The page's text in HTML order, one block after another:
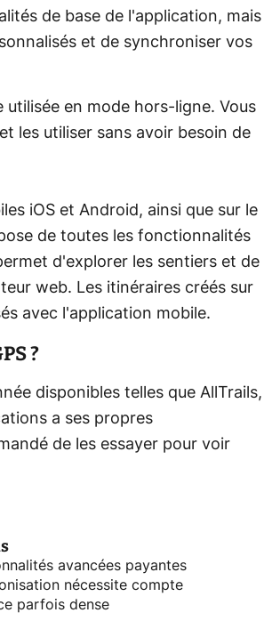
de base de l'application, mais
et de synchroniser vos
en mode hors-ligne. Vous
les utiliser sans avoir besoin de
iOS et Android, ainsi que sur le
de toutes les fonctionnalités
d'explorer les sentiers et de
web. Les itinéraires créés sur
avec l'application mobile.
?
disponibles telles que AllTrails,
a ses propres
de les essayer pour voir
avancées payantes
nécessite compte
parfois dense